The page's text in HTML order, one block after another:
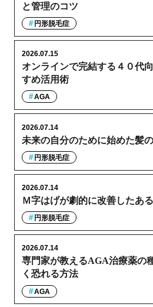
と管理のコツ
円形脱毛症
オンラインで完結する４０代
すめ活用術
2026.07.15
AGA
未来の自分のために始めた髪
2026.07.14
円形脱毛症
Ｍ字はげが劇的に改善したあ
2026.07.14
円形脱毛症
専門家が教えるAGA治療薬の
く恐れる方法
2026.07.14
AGA